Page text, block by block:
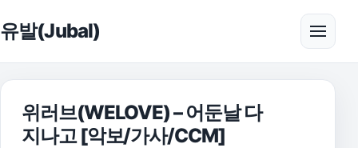
유발(Jubal) 메뉴
위러브(WELOVE) – 어둔날 다
지나고 [악보/가사/CCM]